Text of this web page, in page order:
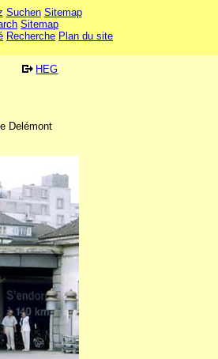
Suchen Sitemap
Sitemap
Recherche Plan du site
HEG
Delémont